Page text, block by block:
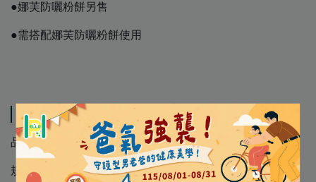
●娜芙防曬粉餅另售
●需搭配娜芙防曬粉餅使用
スペック
品 名 │ 潤膚乳液Ⅲ
規 格 │ 80 mL